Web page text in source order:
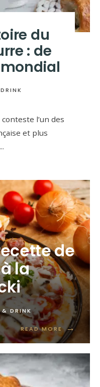
du
: de
l’un des
et plus
...
de
la
DRINK
READ MORE →